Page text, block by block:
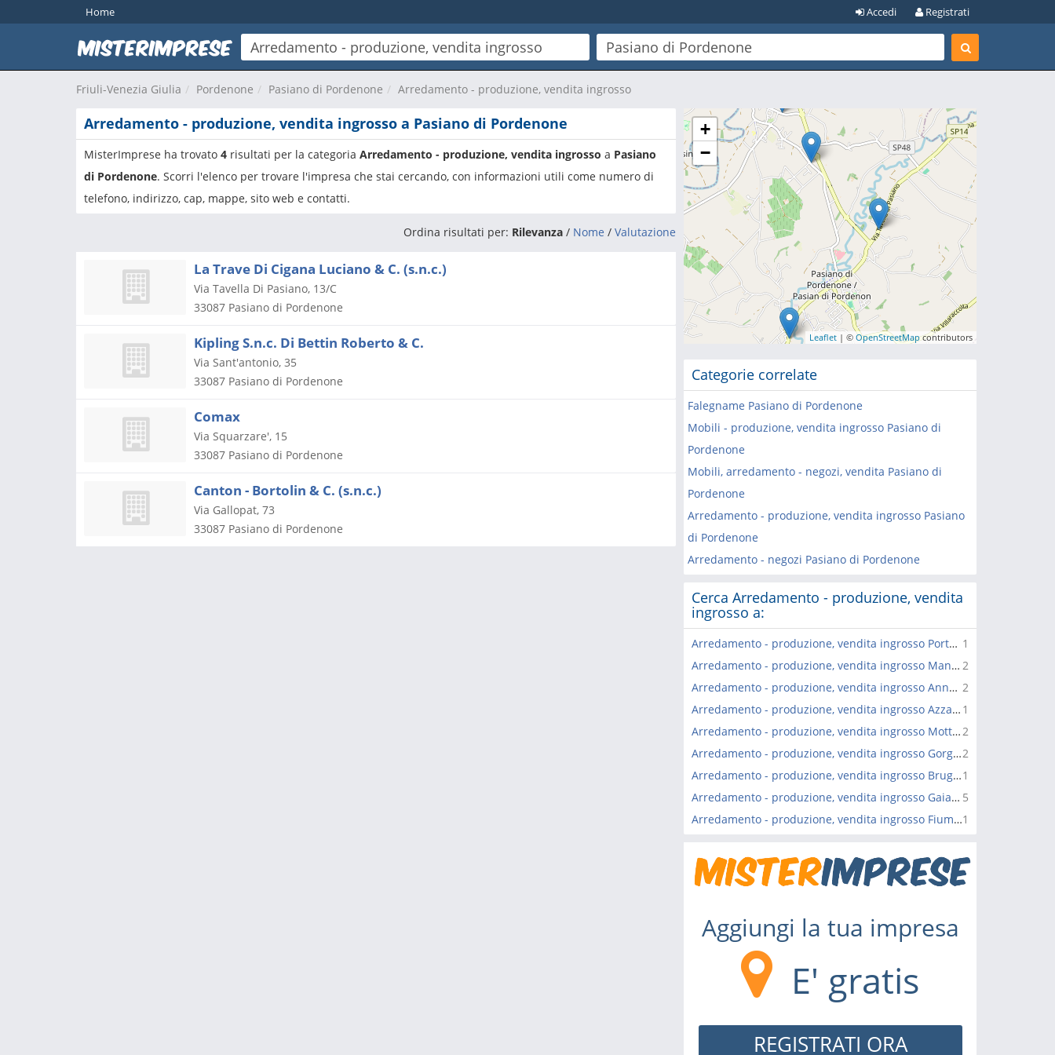
Home Registrati
Accedi
Friuli-Venezia Giulia Pordenone Pasiano di Pordenone Arredamento - produzione, vendita ingrosso
Arredamento - produzione, vendita ingrosso a Pasiano di Pordenone
MisterImprese ha trovato 4 risultati per la categoria Arredamento - produzione, vendita ingrosso a Pasiano
di Pordenone. Scorri l'elenco per trovare l'impresa che stai cercando, con informazioni utili come numero di
telefono, indirizzo, cap, mappe, sito web e contatti.
Ordina risultati per: Rilevanza / Nome / Valutazione
La Trave Di Cigana Luciano & C. (s.n.c.)
Via Tavella Di Pasiano, 13/C
33087 Pasiano di Pordenone
Kipling S.n.c. Di Bettin Roberto & C.
Via Sant'antonio, 35
33087 Pasiano di Pordenone
Comax
Via Squarzare', 15
33087 Pasiano di Pordenone
Canton - Bortolin & C. (s.n.c.)
Via Gallopat, 73
33087 Pasiano di Pordenone
+
−
Leaflet | ©OpenStreetMapcontributors
Categorie correlate
Falegname Pasiano di Pordenone
Mobili - produzione, vendita ingrosso Pasiano di
Pordenone
Mobili, arredamento - negozi, vendita Pasiano di
Pordenone
Arredamento - produzione, vendita ingrosso Pasiano
di Pordenone
Arredamento - negozi Pasiano di Pordenone
Cerca Arredamento - produzione, vendita
ingrosso a:
1
Arredamento - produzione, vendita ingrosso Portobuffole'
2
Arredamento - produzione, vendita ingrosso Mansue'
2
Arredamento - produzione, vendita ingrosso Annone Veneto
1
Arredamento - produzione, vendita ingrosso Azzano Decimo
2
Arredamento - produzione, vendita ingrosso Motta di Livenza
2
Arredamento - produzione, vendita ingrosso Gorgo al Monticano
1
Arredamento - produzione, vendita ingrosso Brugnera
5
Arredamento - produzione, vendita ingrosso Gaiarine
1
Arredamento - produzione, vendita ingrosso Fiume Veneto
Aggiungi la tua impresa
E' gratis
REGISTRATI ORA